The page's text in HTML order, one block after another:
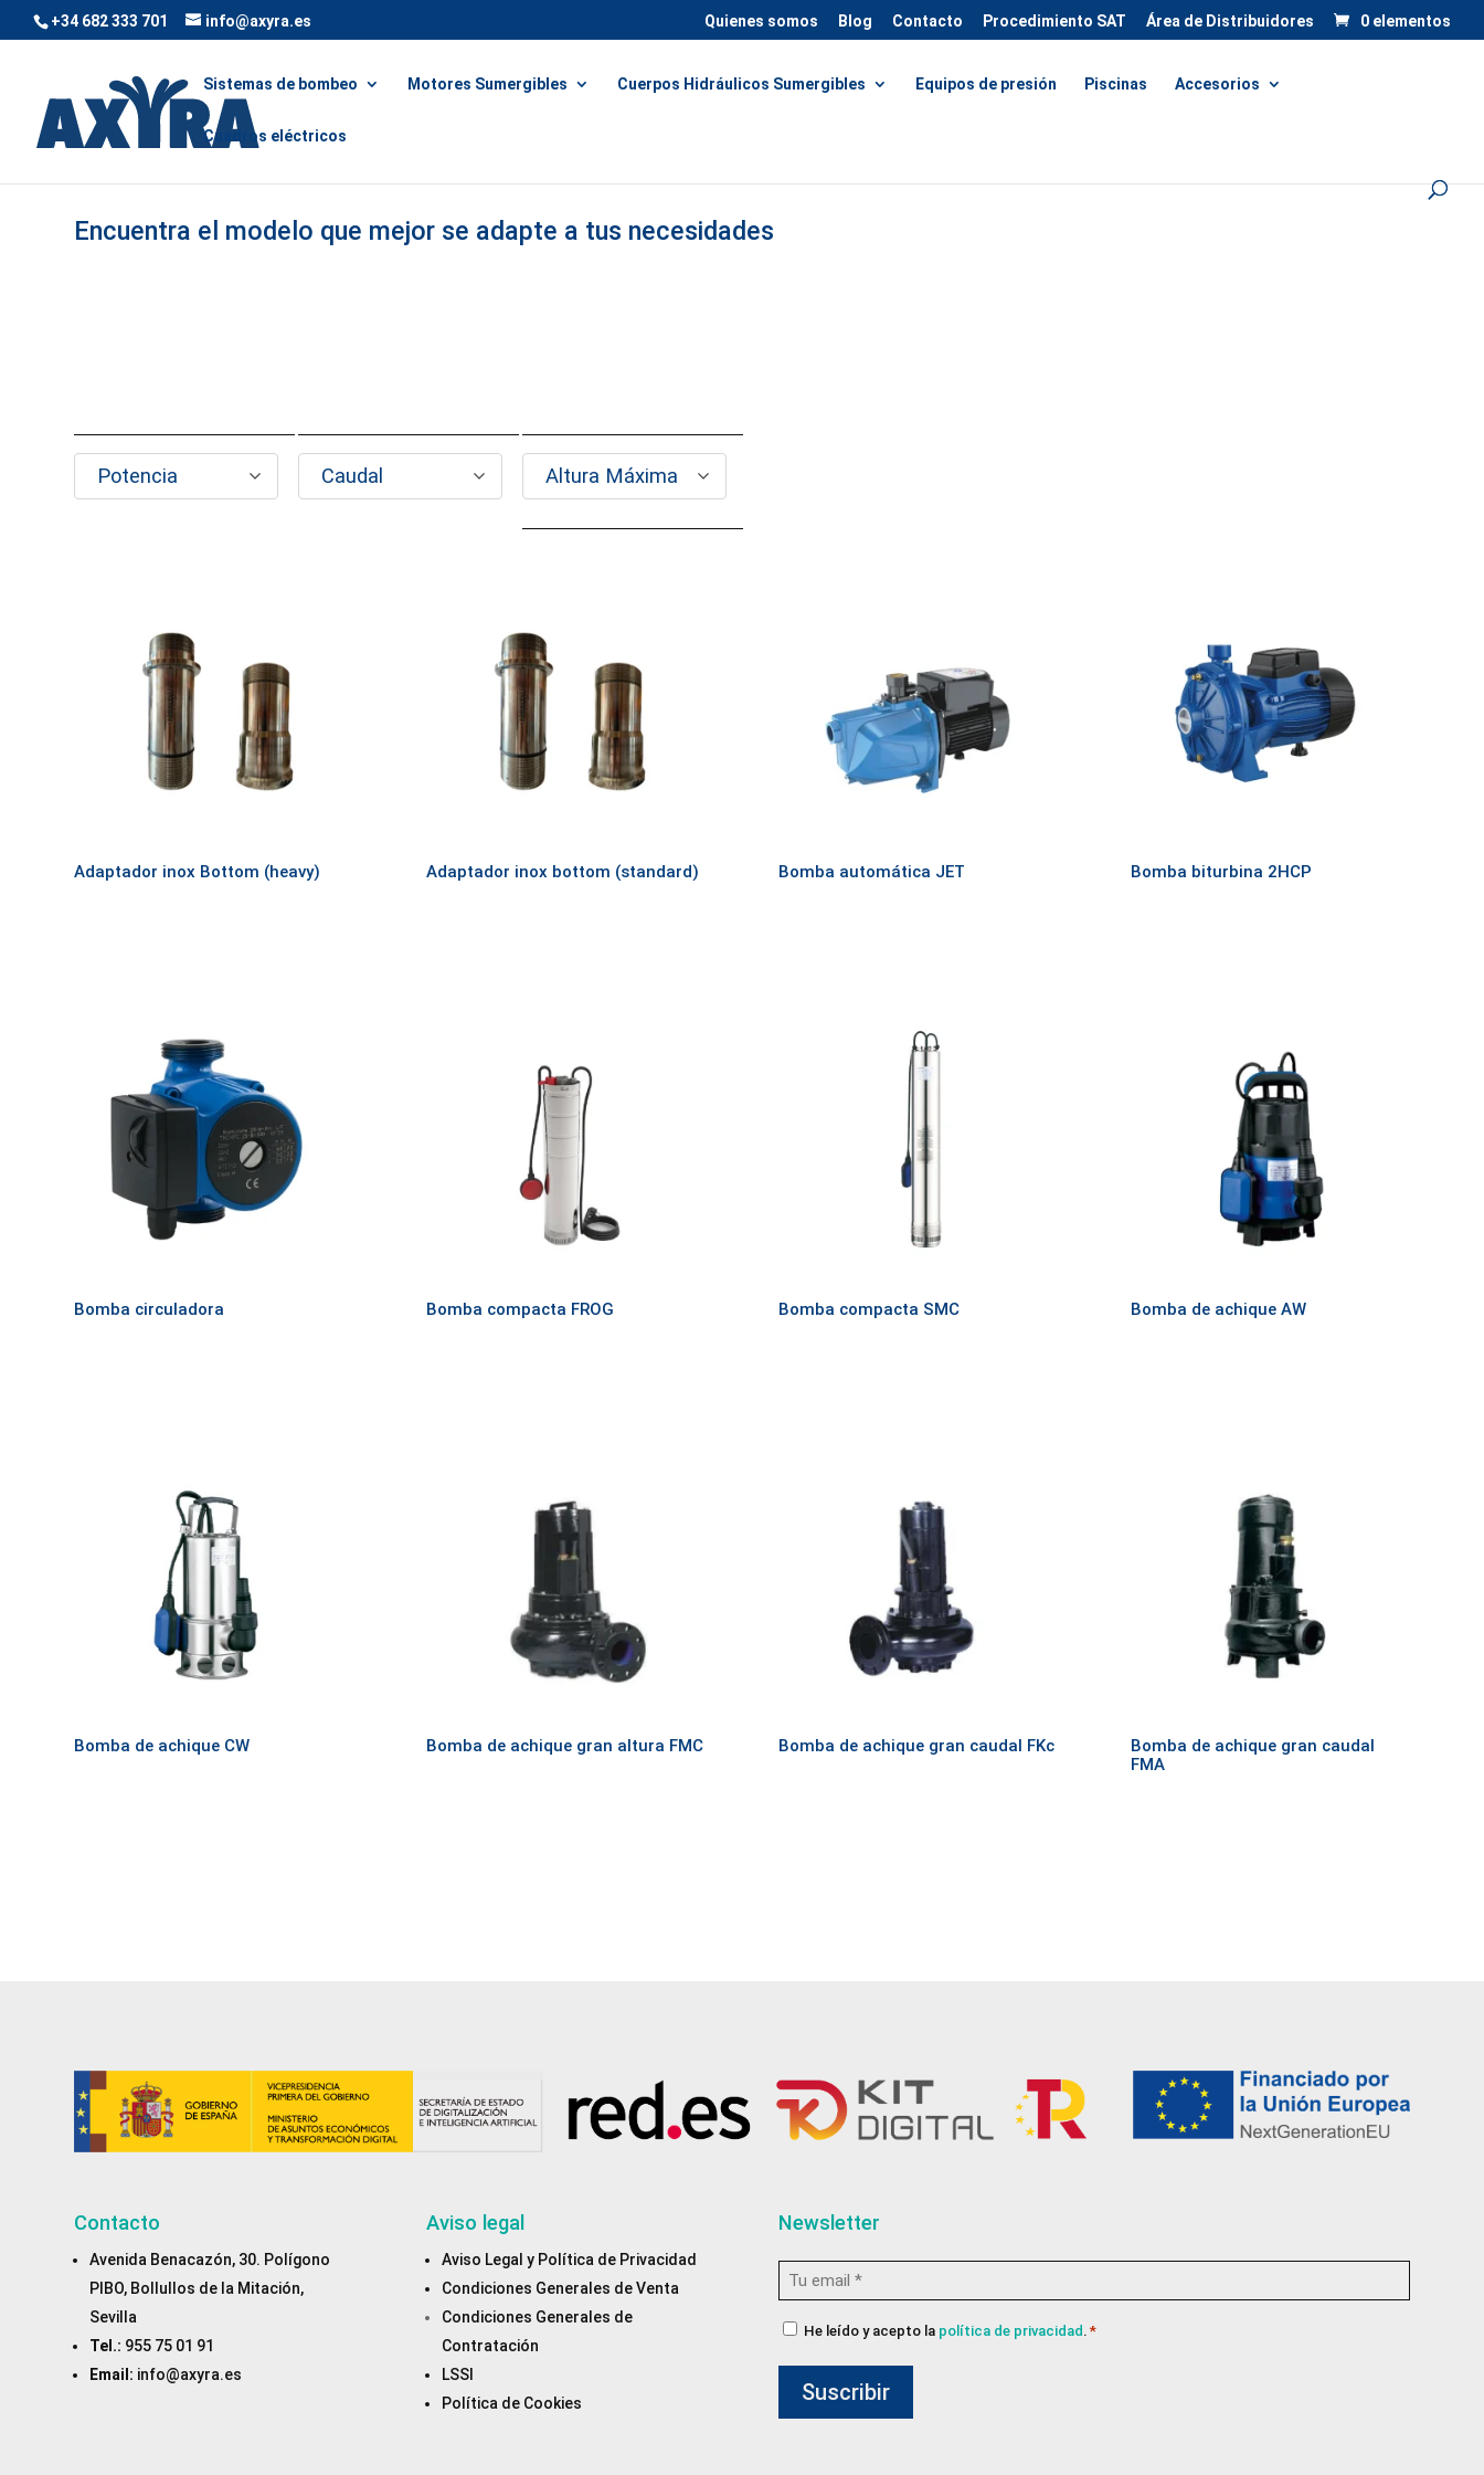
+34 682 333 701 info@axyra.es Quienes somos Blog Contacto Procedimiento SAT Área de Distribuidores 0 elementos
Sistemas de bombeo Motores Sumergibles Cuerpos Hidráulicos Sumergibles Equipos de presión Piscinas Accesorios
Cuadros eléctricos
Encuentra el modelo que mejor se adapte a tus necesidades
Potencia Caudal Altura Máxima
Adaptador inox Bottom (heavy) Adaptador inox bottom (standard) Bomba automática JET Bomba biturbina 2HCP
Bomba circuladora Bomba compacta FROG Bomba compacta SMC Bomba de achique AW
Bomba de achique CW Bomba de achique gran altura FMC Bomba de achique gran caudal FKc
Bomba de achique gran caudal
FMA
Contacto
Avenida Benacazón, 30. Polígono
PIBO, Bollullos de la Mitación,
Sevilla
Tel.: 955 75 01 91
Email: info@axyra.es
Aviso legal
Aviso Legal y Política de Privacidad
Condiciones Generales de Venta
Condiciones Generales de
Contratación
LSSI
Política de Cookies
Newsletter
Email
*
Consentimiento
He leído y acepto la política de privacidad. *